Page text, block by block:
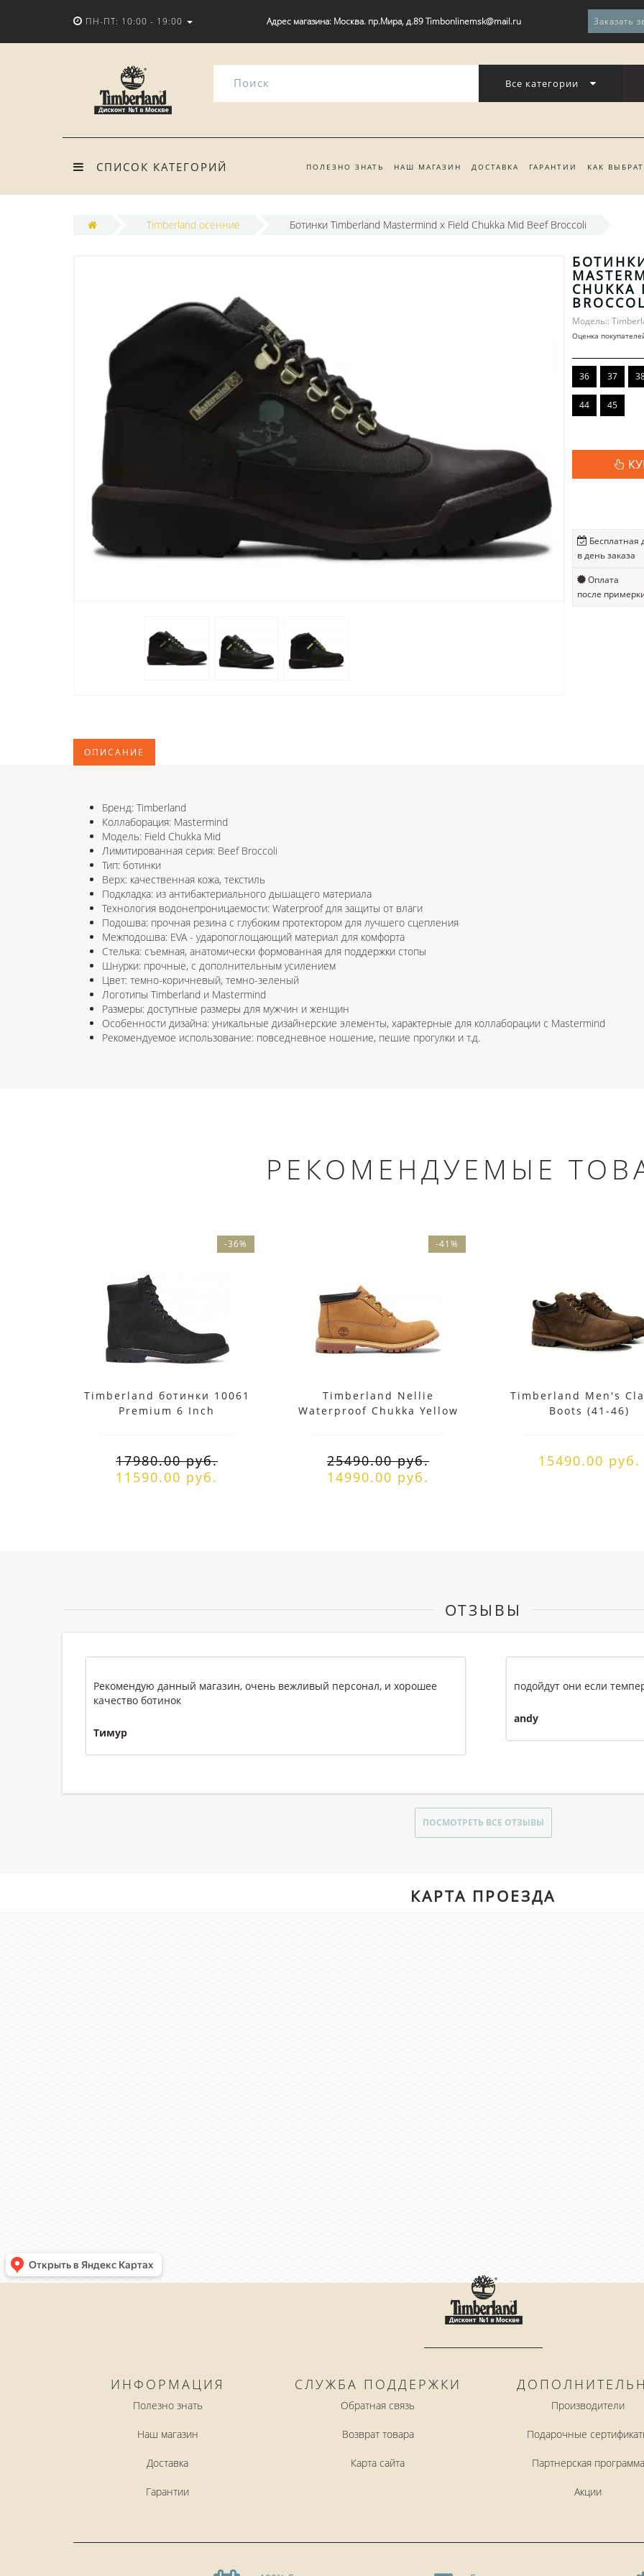
ПН-ПТ: 10:00 - 19:00 Адрес магазина: Москва. пр.Мира, д.89 Timbonlinemsk@mail.ru Заказать
Все категории
СПИСОК КАТЕГОРИЙ ПОЛЕЗНО ЗНАТЬ НАШ МАГАЗИН ДОСТАВКА ГАРАНТИИ КАК
Timberland осенние Ботинки Timberland Mastermind x Field Chukka Mid Beef Broccoli
БОТИНКИ
CHUKKA
Модель::
Оценка
36 37
44 45
Бесплатная
в день заказа
Оплата
после
ОПИСАНИЕ
Бренд: Timberland
Коллаборация: Mastermind
Модель: Field Chukka Mid
Лимитированная серия: Beef Broccoli
Тип: ботинки
Верх: качественная кожа, текстиль
Подкладка: из антибактериального дышащего материала
Технология водонепроницаемости: Waterproof для защиты от влаги
Подошва: прочная резина с глубоким протектором для лучшего сцепления
Межподошва: EVA - ударопоглощающий материал для комфорта
Стелька: съемная, анатомически формованная для поддержки стопы
Шнурки: прочные, с дополнительным усилением
Цвет: темно-коричневый, темно-зеленый
Логотипы Timberland и Mastermind
Размеры: доступные размеры для мужчин и женщин
Особенности дизайна: уникальные дизайнерские элементы, характерные для коллаборации с Mastermind
Рекомендуемое использование: повседневное ношение, пешие прогулки и т.д.
РЕКОМЕНДУЕМЫЕ
-36%
Timberland ботинки 10061
Premium 6 Inch
17980.00 руб.
11590.00 руб.
-41%
Timberland Nellie
Waterproof Chukka Yellow
25490.00 руб.
14990.00 руб.
Timberland Men's
Boots (41-46)
15490.00 руб.
ОТЗЫВЫ
подойдут они если температура минус 20? с мехом имею ввиду модель
Зимние кроссовки
ПОСМОТРЕТЬ ВСЕ ОТЗЫВЫ
КАРТА ПРОЕЗДА
ИНФОРМАЦИЯ
Полезно знать
Наш магазин
Доставка
Гарантии
СЛУЖБА ПОДДЕРЖКИ
Обратная связь
Возврат товара
Карта сайта
Производители
Подарочные
Партнерская программа
Акции